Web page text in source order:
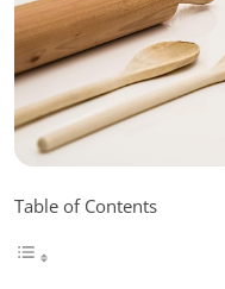
Table of Contents